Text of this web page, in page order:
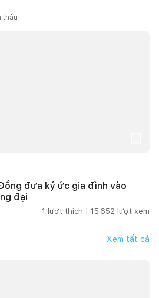
thầu
đưa ký ức gia đình vào
đại
1 lượt thích | 15.652 lượt xem
Xem tất cả